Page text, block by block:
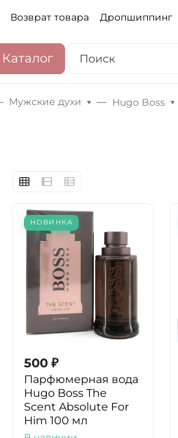
Возврат товара Дропшиппинг
Каталог
Мужские духи Hugo Boss
НОВИНКА
500 ₽
Парфюмерная вода
Hugo Boss The
Scent Absolute For
Him 100 мл